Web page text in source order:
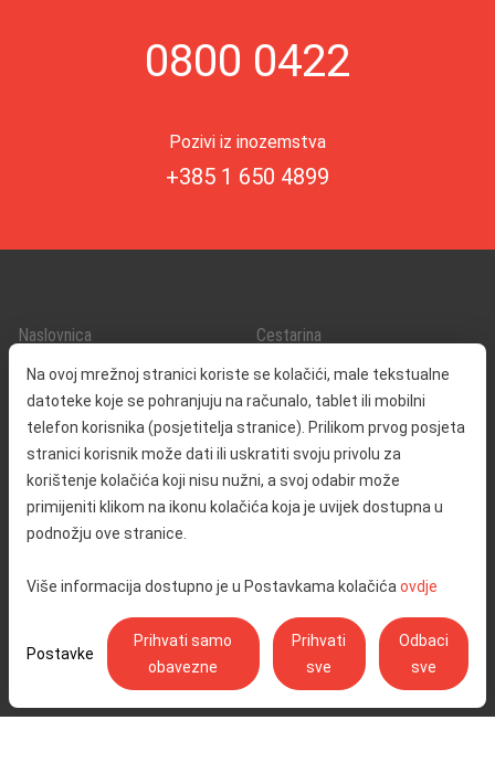
Na ovoj mrežnoj stranici koriste se kolačići, male tekstualne
datoteke koje se pohranjuju na računalo, tablet ili mobilni
telefon korisnika (posjetitelja stranice). Prilikom prvog posjeta
stranici korisnik može dati ili uskratiti svoju privolu za
korištenje kolačića koji nisu nužni, a svoj odabir može
primijeniti klikom na ikonu kolačića koja je uvijek dostupna u
podnožju ove stranice.
Više informacija dostupno je u Postavkama kolačića ovdje
Postavke
Prihvati samo
obavezne
Prihvati
sve
Odbaci
sve
0800 0422
Pozivi iz inozemstva
+385 1 650 4899
Naslovnica
O nama
Kontakt
Cestarina
Promet i sigurnost
Servisne informacije
Reklamacija
Javna nabava
Odnosi s javnošću
Izjava o pristupačnosti
Postavke kolačića